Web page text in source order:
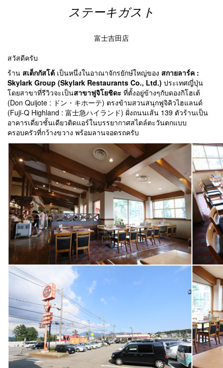
ステーキガスト
富士吉田店
สวัสดีครับ
ร้าน สเต็กกัสโต้ เป็นหนึ่งในอาณาจักรยักษ์ใหญ่ของ สกายลาร์ค :
Skylark Group (Skylark Restaurants Co., Ltd.) ประเทศญี่ปุ่น
โดยสาขาที่รีวิวจะเป็นสาขาฟูจิโยชิดะ ที่ตั้งอยู่ข้างๆกับดองกิโฮเต้
(Don Quijote : ドン・キホーテ) ตรงข้ามสวนสนุกฟูจิคิวไฮแลนด์
(Fuji-Q Highland : 富士急ハイランド) ฝั่งถนนเส้น 139 ตัวร้านเป็น
อาคารเดี่ยวชั้นเดียวติดแอร์ในบรรยากาศสไตล์ตะวันตกแบบ
ครอบครัวที่กว้างขวาง พร้อมลานจอดรถครับ